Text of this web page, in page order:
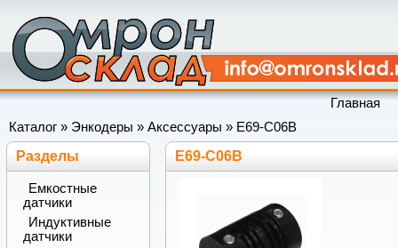
Главная
Каталог » Энкодеры » Аксессуары » E69-C06B
E69-C06B
Разделы
Емкостные
датчики
Индуктивные
датчики